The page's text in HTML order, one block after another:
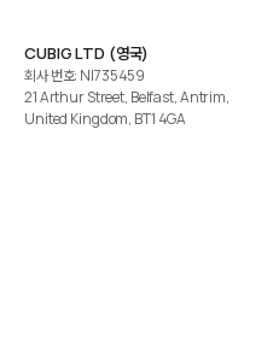
CUBIG LTD (영국)
회사 번호: NI735459
21 Arthur Street, Belfast, Antrim,
United Kingdom, BT1 4GA